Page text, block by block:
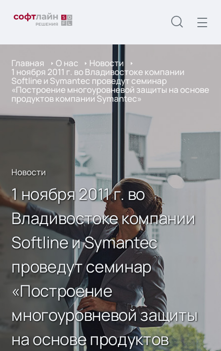
Главная О нас Новости
1 ноября 2011 г. во Владивостоке компании
Softline и Symantec проведут семинар
«Построение многоуровневой защиты на основе
продуктов компании Symantec»
Новости
1 ноября 2011 г. во
Владивостоке компании
Softline и Symantec
проведут семинар
«Построение
многоуровневой защиты
на основе продуктов